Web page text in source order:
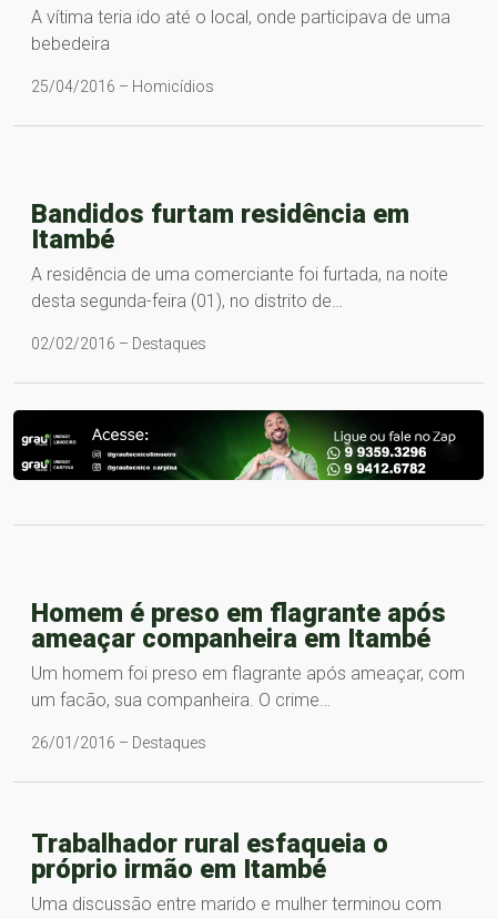
A vítima teria ido até o local, onde participava de uma
bebedeira
25/04/2016 – Homicídios
Bandidos furtam residência em
Itambé
A residência de uma comerciante foi furtada, na noite
desta segunda-feira (01), no distrito de…
02/02/2016 – Destaques
Homem é preso em flagrante após
ameaçar companheira em Itambé
Um homem foi preso em flagrante após ameaçar, com
um facão, sua companheira. O crime…
26/01/2016 – Destaques
Trabalhador rural esfaqueia o
próprio irmão em Itambé
Uma discussão entre marido e mulher terminou com